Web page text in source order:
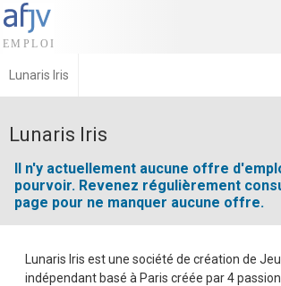
Lunaris Iris
Lunaris Iris
Il n'y actuellement aucune offre
pourvoir. Revenez régulièrement
page pour ne manquer aucune offre.
Lunaris Iris est une société de création de
indépendant basé à Paris créée par 4